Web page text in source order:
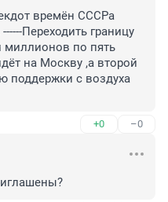
времён СССРа
Переходить границу
миллионов по пять
на Москву ,а второй
поддержки с воздуха
+0 –0